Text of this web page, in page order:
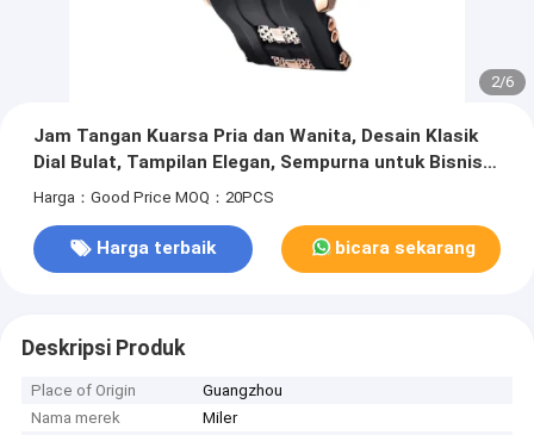
2/6
Jam Tangan Kuarsa Pria dan Wanita, Desain Klasik
Dial Bulat, Tampilan Elegan, Sempurna untuk Bisnis,
Kasual, dan Aktivitas Luar Ruangan
Harga：Good Price MOQ：20PCS
Harga terbaik bicara sekarang
Deskripsi Produk
Place of Origin
Guangzhou
Nama merek
Miler